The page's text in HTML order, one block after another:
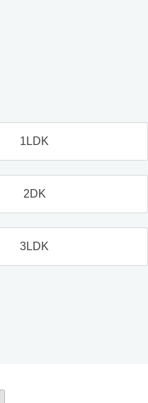
1LDK
2DK
3LDK